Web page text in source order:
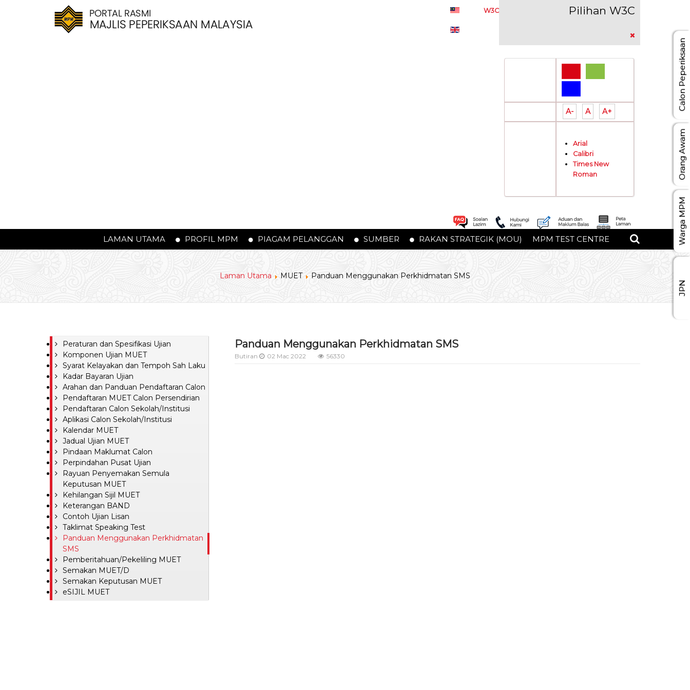
W3C Pilihan W3C
A- A A+
Arial
Calibri
Times New
Roman
LAMAN UTAMA PROFIL MPM PIAGAM PELANGGAN SUMBER RAKAN STRATEGIK (MOU) MPM TEST CENTRE
Laman Utama MUET Panduan Menggunakan Perkhidmatan SMS
Peraturan dan Spesifikasi Ujian
Komponen Ujian MUET
Syarat Kelayakan dan Tempoh Sah Laku
Kadar Bayaran Ujian
Arahan dan Panduan Pendaftaran Calon
Pendaftaran MUET Calon Persendirian
Pendaftaran Calon Sekolah/Institusi
Aplikasi Calon Sekolah/Institusi
Kalendar MUET
Jadual Ujian MUET
Pindaan Maklumat Calon
Perpindahan Pusat Ujian
Rayuan Penyemakan Semula
Keputusan MUET
Kehilangan Sijil MUET
Keterangan BAND
Contoh Ujian Lisan
Taklimat Speaking Test
Panduan Menggunakan Perkhidmatan
SMS
Pemberitahuan/Pekeliling MUET
Semakan MUET/D
Semakan Keputusan MUET
eSIJIL MUET
Panduan Menggunakan Perkhidmatan SMS
Butiran 02 Mac 2022 56330
Calon Peperiksaan
Orang Awam
JPN
Warga MPM